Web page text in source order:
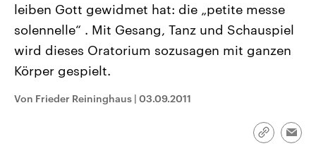
Alle Informationen
Sachsen-Anhalt wählt am 6.
September 2026 einen neuen
Landtag. Seit 2021 wird das
Bundesland von einer Koalition aus
CDU, SPD und FDP regiert.-
Umfragen, Prognosen,
und Hintergründe zu den Parteien
Hintergründe
Wirtschaftlich und
gehören die Vereinigten
den mächtigsten Ländern
mit großem Einfluss auf
Sendungen Programm Podcasts
leiben Gott gewidmet hat: die „petite messe
solennelle“ . Mit Gesang, Tanz und Schauspiel
wird dieses Oratorium sozusagen mit ganzen
Körper gespielt.
Von Frieder Reininghaus | 03.09.2011
Link